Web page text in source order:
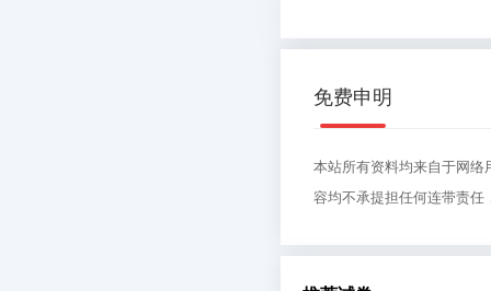
免费申明
本站所有资料均来自于网
容均不承提担任何连带责